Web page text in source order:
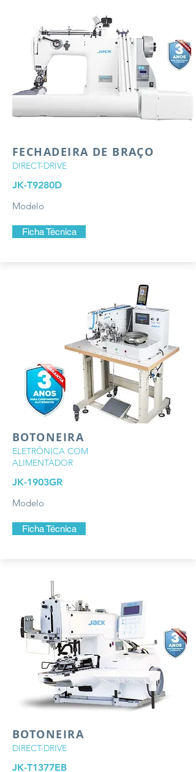
FECHADEIRA DE BRAÇO
DIRECT-DRIVE
JK-T9280D
Modelo
Ficha Técnica
BOTONEIRA
ELETRÔNICA COM
ALIMENTADOR
JK-1903GR
Modelo
Ficha Técnica
BOTONEIRA
DIRECT-DRIVE
JK-T1377EB